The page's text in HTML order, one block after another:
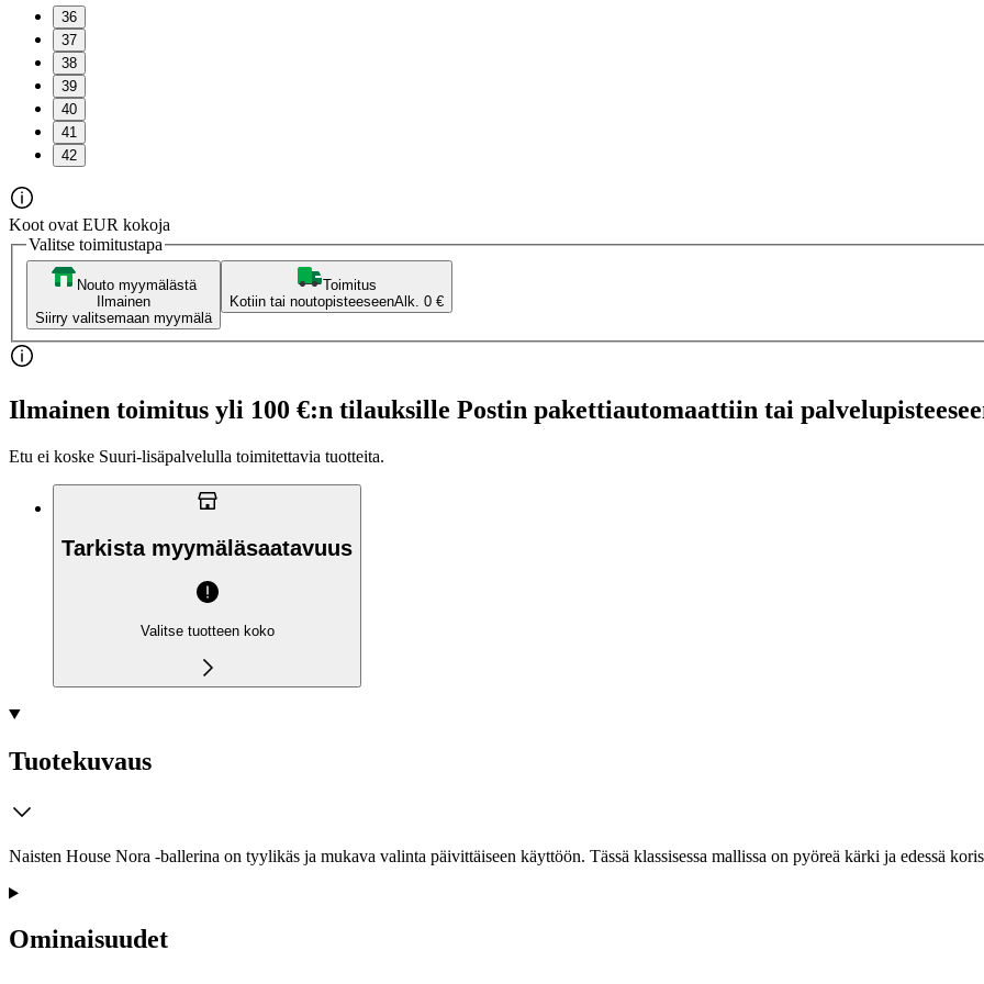
36
37
38
39
40
41
42
Koot ovat EUR kokoja
Valitse toimitustapa
Nouto myymälästä
Ilmainen
Siirry valitsemaan myymälä
Toimitus
Kotiin tai noutopisteeseenAlk. 0 €
Ilmainen toimitus yli 100 €:n tilauksille Postin pakettiautomaattiin tai
Etu ei koske Suuri‑lisäpalvelulla toimitettavia tuotteita.
Tarkista myymäläsaatavuus
Valitse tuotteen koko
Tuotekuvaus
Naisten House Nora -ballerina on tyylikäs ja mukava valinta päivittäiseen käyttöön. Tässä klassisessa mallissa on pyöreä kärki ja edessä
Ominaisuudet